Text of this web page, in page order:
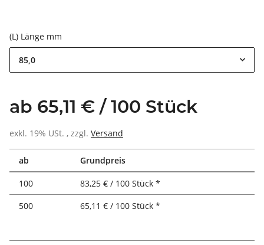
(L) Länge mm
85,0
ab 65,11 € / 100 Stück
exkl. 19% USt. , zzgl. Versand
ab Grundpreis
100
83,25 € / 100 Stück *
500
65,11 € / 100 Stück *